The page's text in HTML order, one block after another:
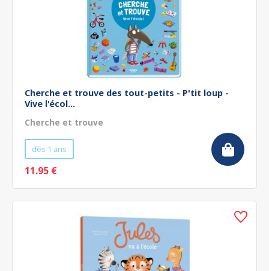
Cherche et trouve des tout-petits - P'tit loup -
Vive l'écol...
Cherche et trouve
dès 1 ans
11.95 €